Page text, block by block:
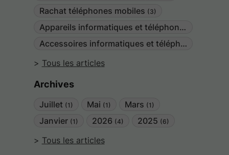
Rachat téléphones mobiles (3)
Appareils informatiques et téléphones mobiles
Accessoires informatiques et téléphones mobiles
Tous les articles
Archives
Juillet (1) Mai (1) Mars (1)
Janvier (1) 2026 (4) 2025 (6)
Tous les articles